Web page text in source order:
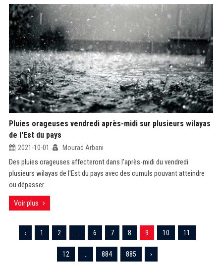
Pluies orageuses vendredi après-midi sur plusieurs wilayas
de l'Est du pays
2021-10-01 Mourad Arbani
Des pluies orageuses affecteront dans l'après-midi du vendredi
plusieurs wilayas de l'Est du pays avec des cumuls pouvant atteindre
ou dépasser ...
Voir plus
‹ 1 2 6 7 8 9 10 11
12 884 885 ›